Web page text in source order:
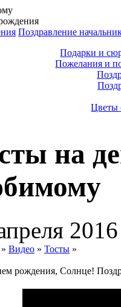
Поздравление
Подарки и
Пожелания и
Цветы
на
2016
» Видео » Тосты »
рождения, Солнце!